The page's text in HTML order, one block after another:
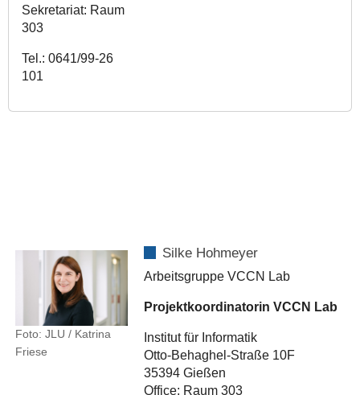
Sekretariat: Raum
303
Tel.: 0641/99-26
101
Foto: JLU / Katrina
Friese
Silke Hohmeyer
Arbeitsgruppe VCCN Lab
Projektkoordinatorin VCCN Lab
Institut für Informatik
Otto-Behaghel-Straße 10F
35394 Gießen
Office: Raum 303